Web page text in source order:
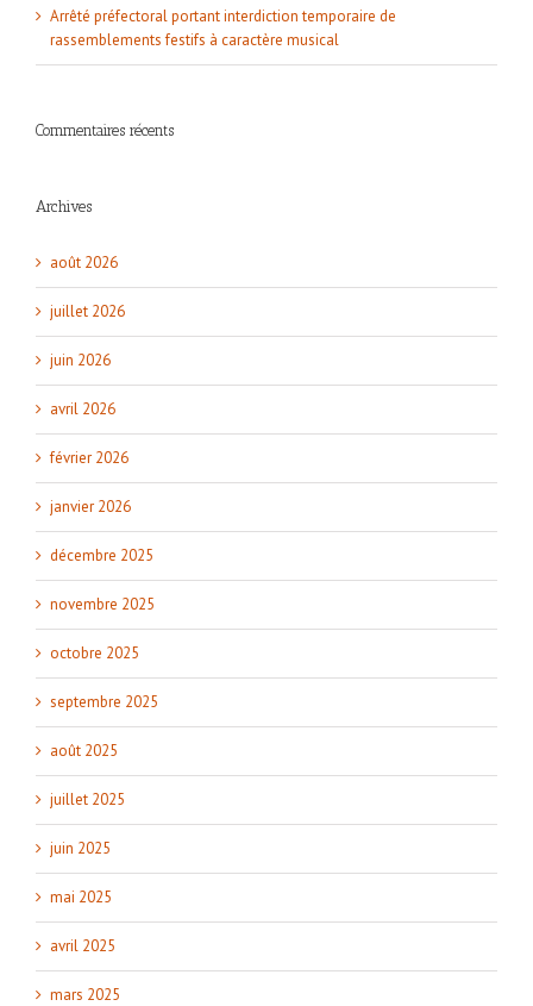
Arrêté préfectoral portant interdiction temporaire de
rassemblements festifs à caractère musical
Commentaires récents
Archives
août 2026
juillet 2026
juin 2026
avril 2026
février 2026
janvier 2026
décembre 2025
novembre 2025
octobre 2025
septembre 2025
août 2025
juillet 2025
juin 2025
mai 2025
avril 2025
mars 2025